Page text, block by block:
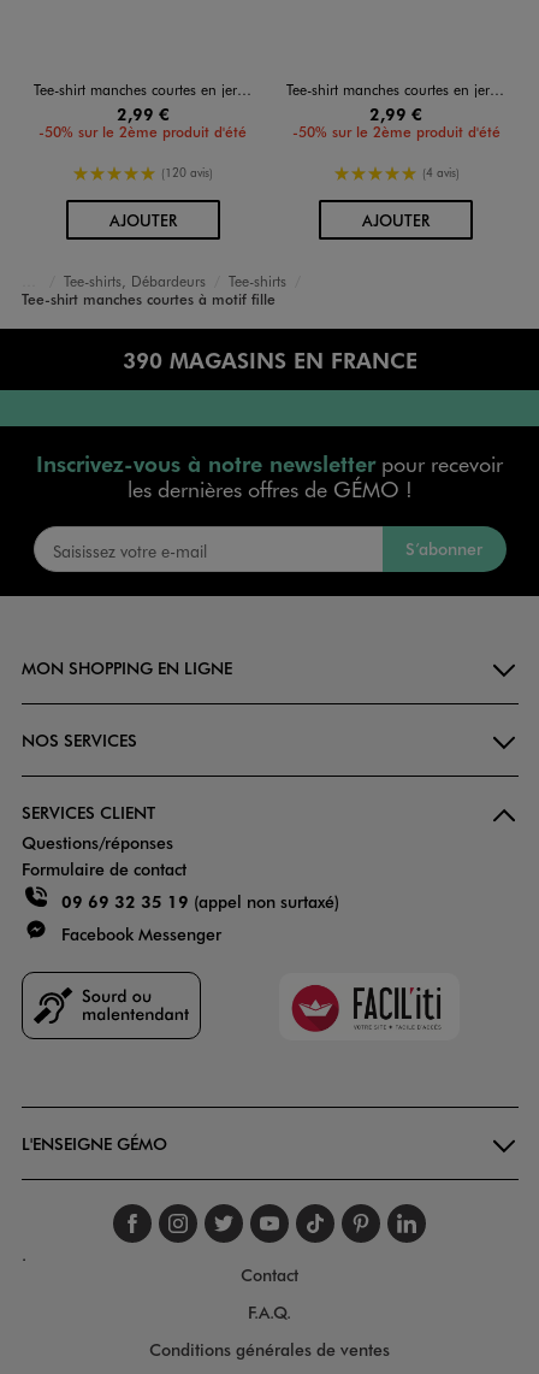
Tee-shirt manches courtes en jersey de coton imprimé fille
2,99 €
-50% sur le 2ème produit d'été
5/5 de moyenne
(120 avis)
AJOUTERAU PANIER
Tee-shirt manches courtes en jersey de coton imprimé fille
2,99 €
-50% sur le 2ème produit d'été
5/5 de moyenne
(4 avis)
AJOUTERAU PANIER
Accueil
Fille
Vêtements
Tee-shirts, Débardeurs
Tee-shirts
Tee-shirt manches courtes à motif fille
390 MAGASINS EN FRANCE
Inscrivez-vous à notre newsletterpour recevoir
les dernières offres de GÉMO !
S’abonner
MON SHOPPING EN LIGNE
NOS SERVICES
SERVICES CLIENT
Questions/réponses
Formulaire de contact
09 69 32 35 19 (appel non surtaxé)
Facebook Messenger
Faciliti
L'ENSEIGNE GÉMO
Suivez-nous sur
Suivez-nous sur
Suivez-nous sur
Suivez-nous
Suivez-nous
Suivez-
.
Contact
F.A.Q.
Conditions générales de ventes